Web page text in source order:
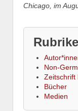
Chicago, im
Non-
Zeitschrift
Bücher
Medien